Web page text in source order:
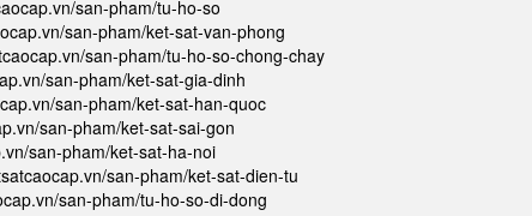
san-pham/tu-ho-so
san-pham/ket-sat-van-phong
san-pham/tu-ho-so-chong-chay
san-pham/ket-sat-gia-dinh
san-pham/ket-sat-han-quoc
san-pham/ket-sat-sai-gon
san-pham/ket-sat-ha-noi
san-pham/ket-sat-dien-tu
san-pham/tu-ho-so-di-dong